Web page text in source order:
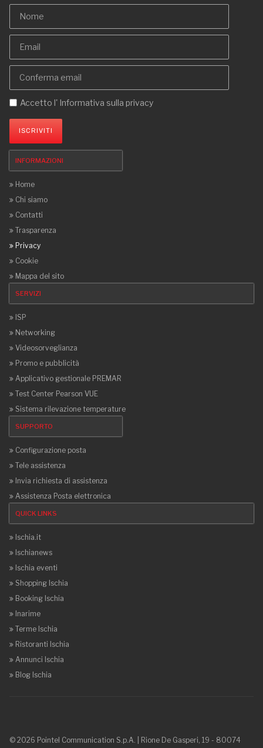
Accetto l' Informativa sulla privacy
ISCRIVITI
INFORMAZIONI
Home
Chi siamo
Contatti
Trasparenza
Privacy
Cookie
Mappa del sito
SERVIZI
ISP
Networking
Videosorveglianza
Promo e pubblicità
Applicativo gestionale PREMAR
Test Center Pearson VUE
Sistema rilevazione temperature
SUPPORTO
Configurazione posta
Tele assistenza
Invia richiesta di assistenza
Assistenza Posta elettronica
QUICK LINKS
Ischia.it
Ischianews
Ischia eventi
Shopping Ischia
Booking Ischia
Inarime
Terme Ischia
Ristoranti Ischia
Annunci Ischia
Blog Ischia
© 2026 Pointel Communication S.p.A. | Rione De Gasperi, 19 - 80074